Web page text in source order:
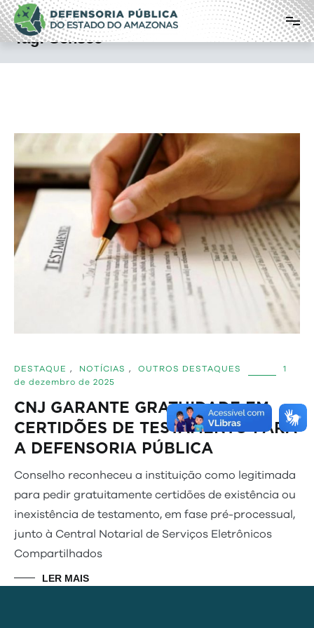
Pular
para
o
conteúdo
Defensoria Pública do Estado do
Amazonas
Tag:Censec
DESTAQUE , NOTÍCIAS , OUTROS DESTAQUES
1
de dezembro de 2025
CNJ GARANTE GRATUIDADE EM
CERTIDÕES DE TESTAMENTO PARA
A DEFENSORIA PÚBLICA
Conselho reconheceu a instituição como legitimada
para pedir gratuitamente certidões de existência ou
inexistência de testamento, em fase pré-processual,
junto à Central Notarial de Serviços Eletrônicos
Compartilhados
LER MAIS